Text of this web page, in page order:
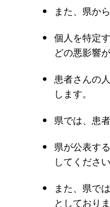
また、県か
個人を特定
どの悪影響
患者さんの
します。
県では、患
県が公表す
してください
また、県で
としておりま